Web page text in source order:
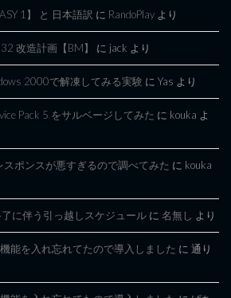
1】 と 日本語訳 に RandoPlay より
改造計画【BM】 に jack より
2000で解凍してみる実験 に Yas より
Pack 5 をサルベージしてみた に kouka よ
スポンスが悪すぎるので調べてみた に kouka
了に伴う引っ越しスケジュール に 名無し より
能を入れ忘れてたので導入しました に 通り